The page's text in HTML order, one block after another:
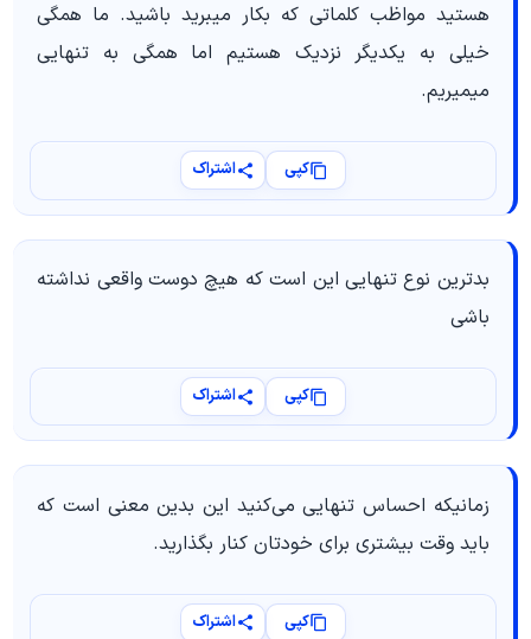
هستید مواظب کلماتی که بکار میبرید باشید. ما همگی
خیلی به یکدیگر نزدیک هستیم اما همگی به تنهایی
میمیریم.
کپی اشتراک
بدترین نوع تنهایی این است که هیچ دوست واقعی نداشته
باشی
کپی اشتراک
زمانیکه احساس تنهایی می‌کنید این بدین معنی است که
باید وقت بیشتری برای خودتان کنار بگذارید.
کپی اشتراک